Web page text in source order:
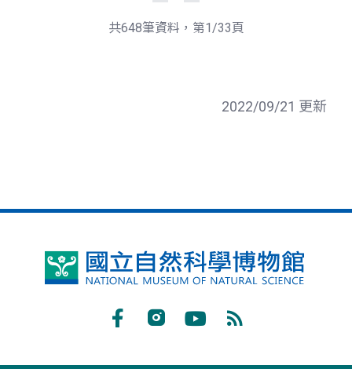
一
頁
後
一
共648筆資料，第1/33頁
2022/09/21 更新
國